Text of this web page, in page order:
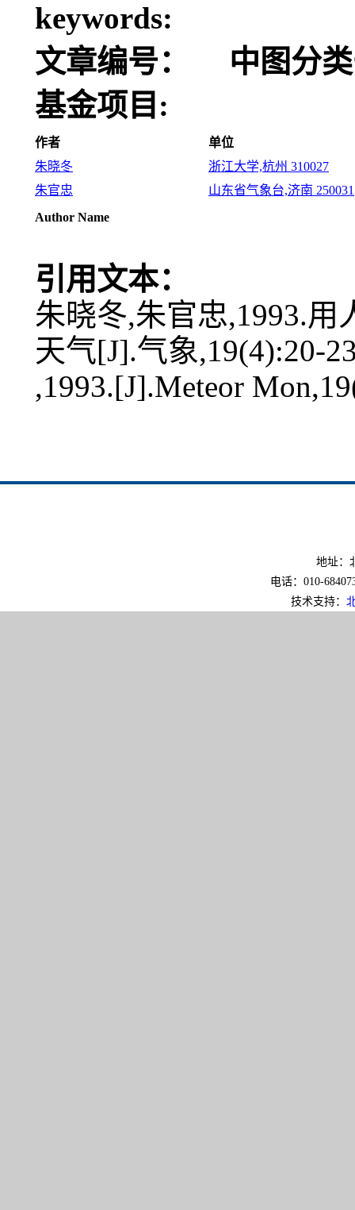
keywords:
文章编号：
中图分
基金项目:
作者
单位
朱晓冬
浙江大学,杭州 310027
朱官忠
山东省气象台,济南 250031
Author Name
引用文本：
朱晓冬,朱官忠,1993.
天气[J].气象,19(4):20-
,1993.[J].Meteor
地址：
电话：010-
技术支持：